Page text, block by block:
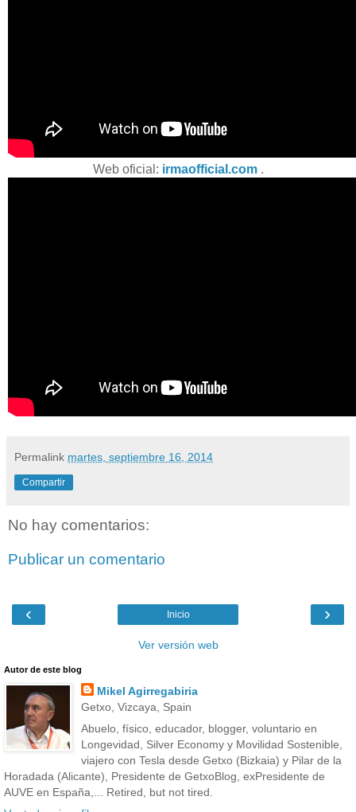
Web oficial: irmaofficial.com.
Permalink martes, septiembre 16, 2014
Compartir
No hay comentarios:
Publicar un comentario
‹ ›
Inicio
Ver versión web
Autor de este blog
Mikel Agirregabiria
Getxo, Vizcaya, Spain
Abuelo, físico, educador, blogger, voluntario en
Longevidad, Silver Economy y Movilidad Sostenible,
viajero con Tesla desde Getxo (Bizkaia) y Pilar de la
Horadada (Alicante), Presidente de GetxoBlog, exPresidente de
AUVE en España,... Retired, but not tired.